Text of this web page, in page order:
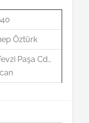
Öztürk
Paşa Cd.,